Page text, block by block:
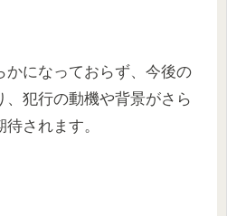
かになっておらず、今後の
、犯行の動機や背景がさら
されます。